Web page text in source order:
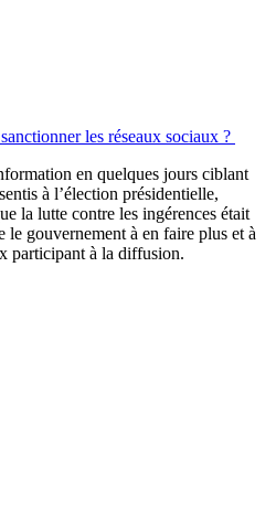
les réseaux sociaux ?
en quelques jours ciblant
à l’élection présidentielle,
la lutte contre les ingérences était
gouvernement à en faire plus et à
participant à la diffusion.